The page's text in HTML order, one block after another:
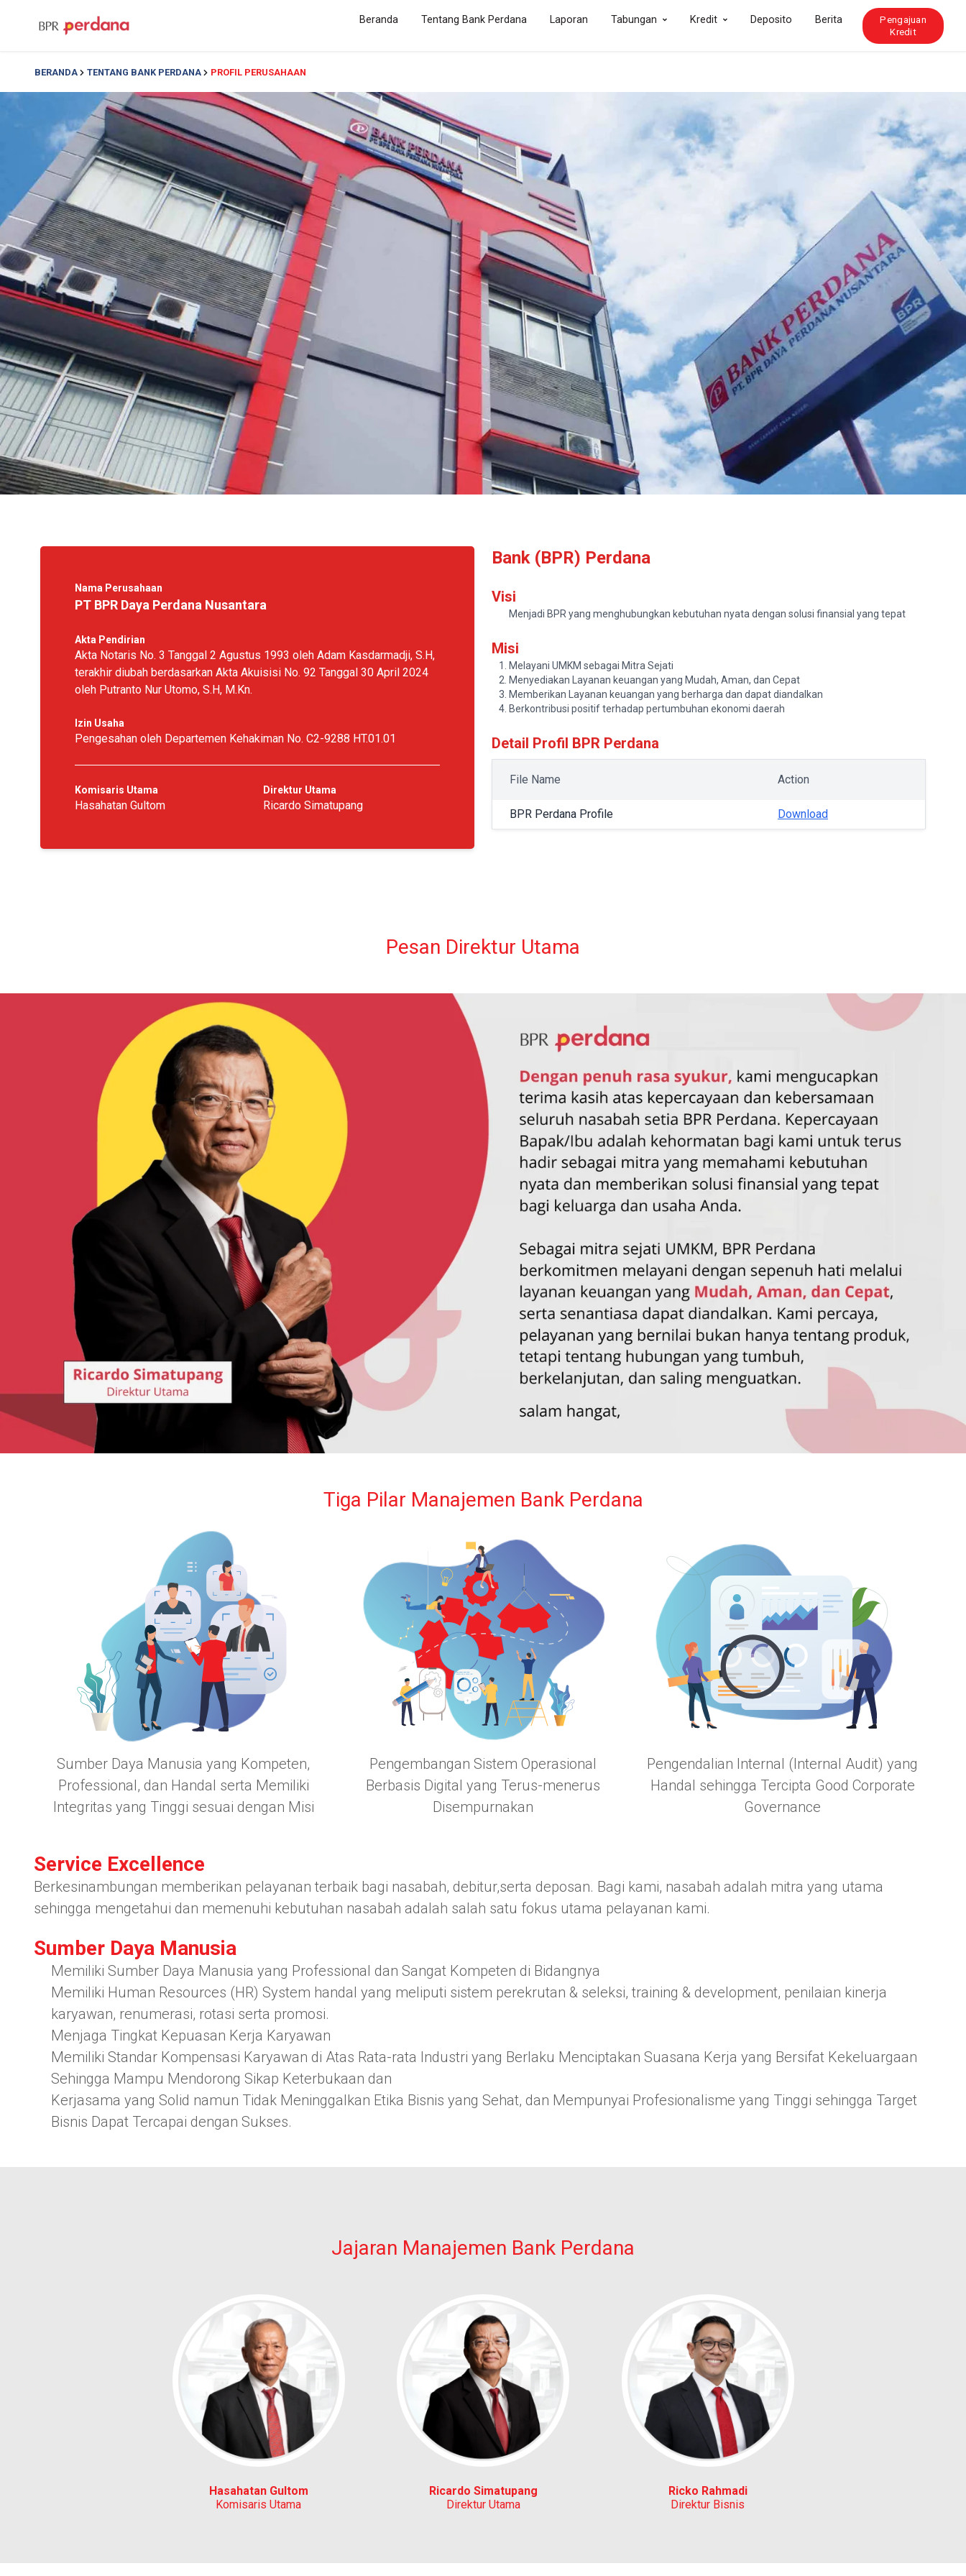
Beranda (current)Tentang Bank Perdana Laporan Tabungan Kredit Deposito Berita
Pengajuan
Kredit
BERANDA TENTANG BANK PERDANA PROFIL PERUSAHAAN
Nama Perusahaan
PT BPR Daya Perdana Nusantara
Akta Pendirian
Akta Notaris No. 3 Tanggal 2 Agustus 1993 oleh Adam Kasdarmadji, S.H,
terakhir diubah berdasarkan Akta Akuisisi No. 92 Tanggal 30 April 2024
oleh Putranto Nur Utomo, S.H, M.Kn.
Izin Usaha
Pengesahan oleh Departemen Kehakiman No. C2-9288 HT.01.01
Komisaris Utama
Hasahatan Gultom
Direktur Utama
Ricardo Simatupang
Bank (BPR) Perdana
Visi
Menjadi BPR yang menghubungkan kebutuhan nyata dengan solusi finansial yang tepat
Misi
Melayani UMKM sebagai Mitra Sejati
Menyediakan Layanan keuangan yang Mudah, Aman, dan Cepat
Memberikan Layanan keuangan yang berharga dan dapat diandalkan
Berkontribusi positif terhadap pertumbuhan ekonomi daerah
Detail Profil BPR Perdana
File Name Action
BPR Perdana Profile Download
Pesan Direktur Utama
Tiga Pilar Manajemen Bank Perdana
Sumber Daya Manusia yang Kompeten,
Professional, dan Handal serta Memiliki
Integritas yang Tinggi sesuai dengan Misi
Pengembangan Sistem Operasional
Berbasis Digital yang Terus-menerus
Disempurnakan
Pengendalian Internal (Internal Audit) yang
Handal sehingga Tercipta Good Corporate
Governance
Service Excellence
Berkesinambungan memberikan pelayanan terbaik bagi nasabah, debitur,serta deposan. Bagi kami, nasabah adalah mitra yang utama
sehingga mengetahui dan memenuhi kebutuhan nasabah adalah salah satu fokus utama pelayanan kami.
Sumber Daya Manusia
Memiliki Sumber Daya Manusia yang Professional dan Sangat Kompeten di Bidangnya
Memiliki Human Resources (HR) System handal yang meliputi sistem perekrutan & seleksi, training & development, penilaian kinerja
karyawan, renumerasi, rotasi serta promosi.
Menjaga Tingkat Kepuasan Kerja Karyawan
Memiliki Standar Kompensasi Karyawan di Atas Rata-rata Industri yang Berlaku Menciptakan Suasana Kerja yang Bersifat Kekeluargaan
Sehingga Mampu Mendorong Sikap Keterbukaan dan
Kerjasama yang Solid namun Tidak Meninggalkan Etika Bisnis yang Sehat, dan Mempunyai Profesionalisme yang Tinggi sehingga Target
Bisnis Dapat Tercapai dengan Sukses.
Jajaran Manajemen Bank Perdana
Hasahatan Gultom
Komisaris Utama
Ricardo Simatupang
Direktur Utama
Ricko Rahmadi
Direktur Bisnis